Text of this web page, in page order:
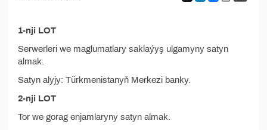
1-nji LOT
Serwerleri we maglumatlary saklaýyş ulgamyny satyn
almak.
Satyn alyjy: Türkmenistanyň Merkezi banky.
2-nji LOT
Tor we gorag enjamlaryny satyn almak.